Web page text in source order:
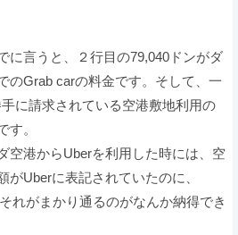
に言うと、２行目の79,040ドンがダ
のGrab carの料金です。そして、一
に請求されている空港敷地利用の
す。
空港からUberを利用した時には、空
がUberに表記されていたのに、
れがまかり通るのがなんか納得でき